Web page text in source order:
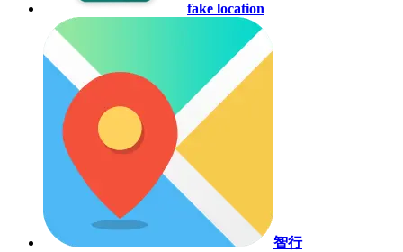
fake location
智行